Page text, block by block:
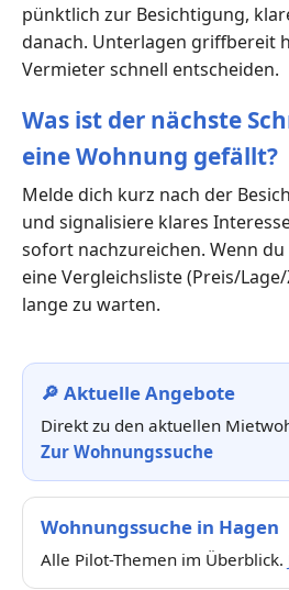
pünktlich zur Besichtigung,
danach. Unterlagen griffbereit
Vermieter schnell entscheiden.
Was ist der nächste
eine Wohnung gefällt?
Melde dich kurz nach der
und signalisiere klares
sofort nachzureichen. Wenn
eine Vergleichsliste (Preis/
lange zu warten.
🔎 Aktuelle Angebote
Direkt zu den aktuellen
Zur Wohnungssuche
Wohnungssuche in Hagen
Alle Pilot-Themen im Überblick.